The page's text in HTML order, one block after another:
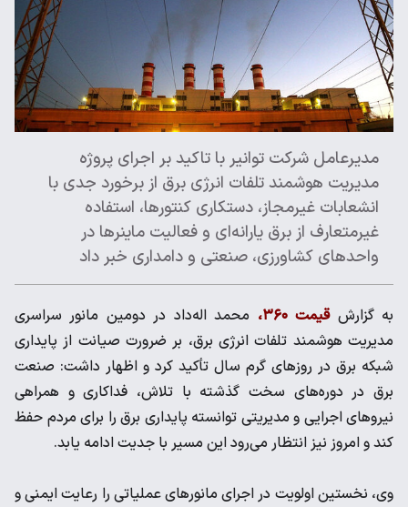
مدیرعامل شرکت توانیر با تاکید بر اجرای پروژه
مدیریت هوشمند تلفات انرژی برق از برخورد جدی با
انشعابات غیرمجاز، دستکاری کنتورها، استفاده
غیرمتعارف از برق یارانه‌ای و فعالیت ماینرها در
واحدهای کشاورزی، صنعتی و دامداری خبر داد
به گزارشقیمت ۳۶۰،
محمد اله‌داد در دومین مانور سراسری
مدیریت هوشمند تلفات انرژی برق، بر ضرورت صیانت از پایداری
شبکه برق در روزهای گرم سال تأکید کرد و اظهار داشت: صنعت
برق در دوره‌های سخت گذشته با تلاش، فداکاری و همراهی
نیروهای اجرایی و مدیریتی توانسته پایداری برق را برای مردم حفظ
کند و امروز نیز انتظار می‌رود این مسیر با جدیت ادامه یابد.
وی، نخستین اولویت در اجرای مانورهای عملیاتی را رعایت ایمنی و